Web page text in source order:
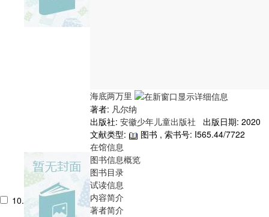
10.
海底两万里
著者: 凡尔纳
出版社: 安徽少年儿童出版社
出版日期: 2020
文献类型:
图书 , 索书号: I565.44/7722
在馆信息
图书信息概览
图书目录
试读信息
内容简介
著者简介